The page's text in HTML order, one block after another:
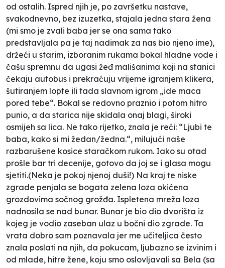
od ostalih. Ispred njih je, po završetku nastave,
svakodnevno, bez izuzetka, stajala jedna stara žena
(mi smo je zvali baba jer se ona sama tako
predstavljala pa je taj nadimak za nas bio njeno ime),
držeći u starim, izboranim rukama bokal hladne vode i
čašu spremnu da ugasi žeđ mališanima koji na stanici
čekaju autobus i prekraćuju vrijeme igranjem klikera,
šutiranjem lopte ili tada slavnom igrom „ide maca
pored tebe“. Bokal se redovno praznio i potom hitro
punio, a da starica nije skidala onaj blagi, široki
osmijeh sa lica. Ne tako rijetko, znala je reći: “Ljubi te
baba, kako si mi žedan/žedna.“, milujući naše
razbarušene kosice staračkom rukom. Iako su otad
prošle bar tri decenije, gotovo da joj se i glasa mogu
sjetiti.(Neka je pokoj njenoj duši!) Na kraj te niske
zgrade penjala se bogata zelena loza okićena
grozdovima sočnog grožđa. Ispletena mreža loza
nadnosila se nad bunar. Bunar je bio dio dvorišta iz
kojeg je vodio zaseban ulaz u bočni dio zgrade. Ta
vrata dobro sam poznavala jer me učiteljica često
znala poslati na njih, da pokucam, ljubazno se izvinim i
od mlade, hitre žene, koju smo oslovljavali sa Bela (sa